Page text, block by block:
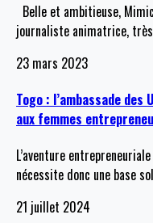
Belle et ambitieuse,
journaliste animatrice,
23 mars 2023
Togo : l’ambassade
aux femmes
L’aventure
nécessite donc une base
21 juillet 2024